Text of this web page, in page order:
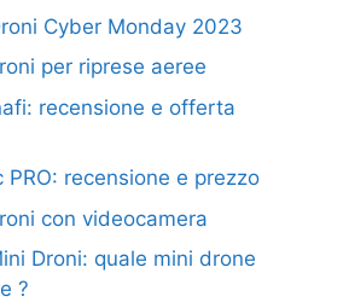
Cyber Monday 2023
per riprese aeree
recensione e offerta
PRO: recensione e prezzo
con videocamera
Droni: quale mini drone
?